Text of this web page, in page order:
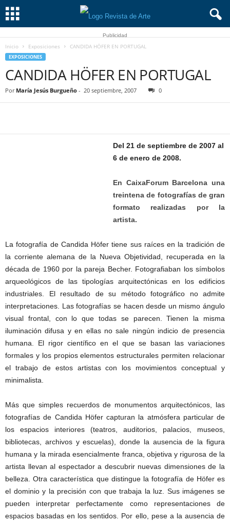
Publicidad
Inicio Exposiciones CANDIDA HÖFER EN PORTUGAL
EXPOSICIONES
CANDIDA HÖFER EN PORTUGAL
Por María Jesús Burgueño - 20 septiembre, 2007 0
Del 21 de septiembre de 2007 al
6 de enero de 2008.
En CaixaForum Barcelona una
treintena de fotografías de gran
formato realizadas por la
artista.
La fotografía de Candida Höfer tiene sus raíces en la tradición de
la corriente alemana de la Nueva Objetividad, recuperada en la
década de 1960 por la pareja Becher. Fotografiaban los símbolos
arqueológicos de las tipologías arquitectónicas en los edificios
industriales. El resultado de su método fotográfico no admite
interpretaciones. Las fotografías se hacen desde un mismo ángulo
visual frontal, con lo que todas se parecen. Tienen la misma
iluminación difusa y en ellas no sale ningún indicio de presencia
humana. El rigor científico en el que se basan las variaciones
formales y los propios elementos estructurales permiten relacionar
el trabajo de estos artistas con los movimientos conceptual y
minimalista.
Más que simples recuerdos de monumentos arquitectónicos, las
fotografías de Candida Höfer capturan la atmósfera particular de
los espacios interiores (teatros, auditorios, palacios, museos,
bibliotecas, archivos y escuelas), donde la ausencia de la figura
humana y la mirada esencialmente franca, objetiva y rigurosa de la
artista llevan al espectador a descubrir nuevas dimensiones de la
belleza. Otra característica que distingue la fotografía de Höfer es
el dominio y la precisión con que trabaja la luz. Sus imágenes se
pueden interpretar perfectamente como representaciones de
espacios basadas en los sentidos. Por ello, pese a la ausencia de